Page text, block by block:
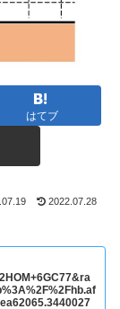
はてブ
2022.07.28